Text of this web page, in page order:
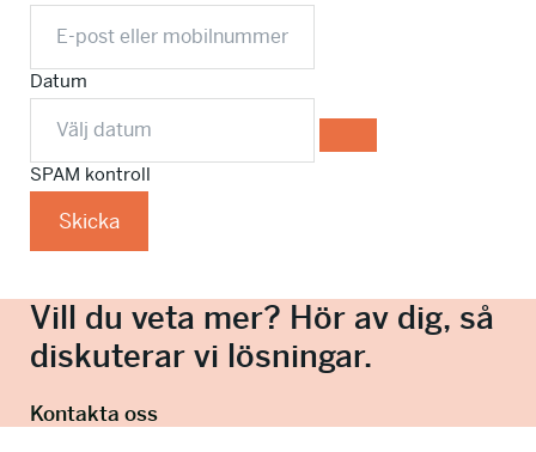
Datum
SPAM kontroll
Skicka
Vill du veta mer? Hör av dig, så
diskuterar vi lösningar.
Kontakta oss